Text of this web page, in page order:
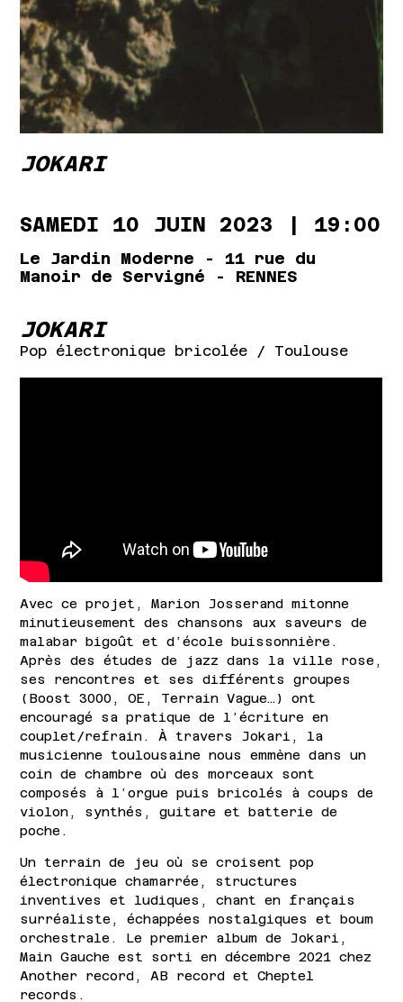
JOKARI
SAMEDI 10 JUIN 2023 | 19:00
Le Jardin Moderne - 11 rue du
Manoir de Servigné - RENNES
JOKARI
Pop électronique bricolée / Toulouse
Avec ce projet, Marion Josserand mitonne
minutieusement des chansons aux saveurs de
malabar bigoût et d’école buissonnière.
Après des études de jazz dans la ville rose,
ses rencontres et ses différents groupes
(Boost 3000, OE, Terrain Vague…) ont
encouragé sa pratique de l’écriture en
couplet/refrain. À travers Jokari, la
musicienne toulousaine nous emmène dans un
coin de chambre où des morceaux sont
composés à l’orgue puis bricolés à coups de
violon, synthés, guitare et batterie de
poche.
Un terrain de jeu où se croisent pop
électronique chamarrée, structures
inventives et ludiques, chant en français
surréaliste, échappées nostalgiques et boum
orchestrale. Le premier album de Jokari,
Main Gauche est sorti en décembre 2021 chez
Another record, AB record et Cheptel
records.